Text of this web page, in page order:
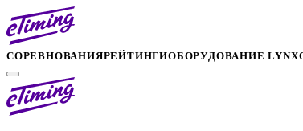
СОРЕВНОВАНИЯРЕЙТИНГИОБОРУДОВАНИЕ LYNX